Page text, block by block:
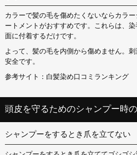
カラーで髪の毛を傷めたくないならカラ
ートメントがおすすめです。これらは、
面に付着するだけです。
よって、髪の毛を内側から傷めません。
安全です。
参考サイト： 白髪染め口コミランキング
頭皮を守るためのシャンプー時
シャンプーをするとき爪を立てない